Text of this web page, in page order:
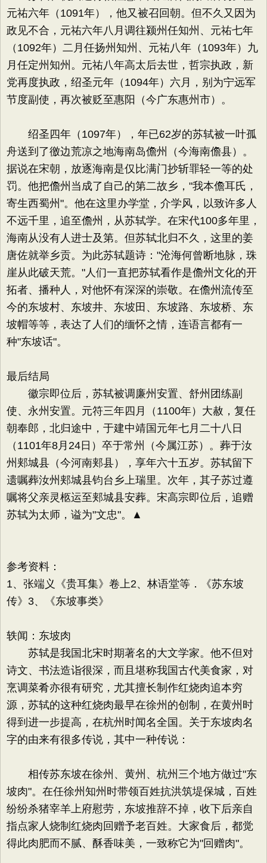
元祐六年（1091年），他又被召回朝。但不久又因为
政见不合，元祐六年八月调往颍州任知州、元祐七年
（1092年）二月任扬州知州、元祐八年（1093年）九
月任定州知州。元祐八年高太后去世，哲宗执政，新
党再度执政，绍圣元年（1094年）六月，别为宁远军
节度副使，再次被贬至惠阳（今广东惠州市）。
绍圣四年（1097年），年已62岁的苏轼被一叶孤
舟送到了徼边荒凉之地海南岛儋州（今海南儋县）。
据说在宋朝，放逐海南是仅比满门抄斩罪轻一等的处
罚。他把儋州当成了自己的第二故乡，"我本儋耳氏，
寄生西蜀州"。他在这里办学堂，介学风，以致许多人
不远千里，追至儋州，从苏轼学。在宋代100多年里，
海南从没有人进士及第。但苏轼北归不久，这里的姜
唐佐就举乡贡。为此苏轼题诗："沧海何曾断地脉，珠
崖从此破天荒。"人们一直把苏轼看作是儋州文化的开
拓者、播种人，对他怀有深深的崇敬。在儋州流传至
今的东坡村、东坡井、东坡田、东坡路、东坡桥、东
坡帽等等，表达了人们的缅怀之情，连语言都有一
种"东坡话"。
最后结局
徽宗即位后，苏轼被调廉州安置、舒州团练副
使、永州安置。元符三年四月（1100年）大赦，复任
朝奉郎，北归途中，于建中靖国元年七月二十八日
（1101年8月24日）卒于常州（今属江苏）。葬于汝
州郏城县（今河南郏县），享年六十五岁。苏轼留下
遗嘱葬汝州郏城县钧台乡上瑞里。次年，其子苏过遵
嘱将父亲灵柩运至郏城县安葬。宋高宗即位后，追赠
苏轼为太师，谥为"文忠"。▲
参考资料：
1、张端义《贵耳集》卷上2、林语堂等．《苏东坡
传》3、《东坡事类》
轶闻：东坡肉
苏轼是我国北宋时期著名的大文学家。他不但对
诗文、书法造诣很深，而且堪称我国古代美食家，对
烹调菜肴亦很有研究，尤其擅长制作红烧肉追本穷
源，苏轼的这种红烧肉最早在徐州的创制，在黄州时
得到进一步提高，在杭州时闻名全国。关于东坡肉名
字的由来有很多传说，其中一种传说：
相传苏东坡在徐州、黄州、杭州三个地方做过"东
坡肉"。在任徐州知州时带领百姓抗洪筑堤保城，百姓
纷纷杀猪宰羊上府慰劳，东坡推辞不掉，收下后亲自
指点家人烧制红烧肉回赠予老百姓。大家食后，都觉
得此肉肥而不腻、酥香味美，一致称它为"回赠肉"。